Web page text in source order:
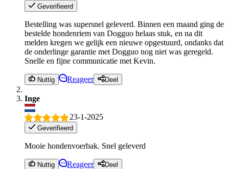
Geverifieerd
Bestelling was supersnel geleverd. Binnen een maand ging de
bestelde hondenriem van Dogguo helaas stuk, en na dit
melden kregen we gelijk een nieuwe opgestuurd, ondanks dat
de onderlinge garantie met Dogguo nog niet was geregeld.
Snelle en fijne communicatie met Kevin.
Nuttig Reageer Deel
Inge
23-1-2025
Geverifieerd
Mooie hondenvoerbak. Snel geleverd
Nuttig Reageer Deel